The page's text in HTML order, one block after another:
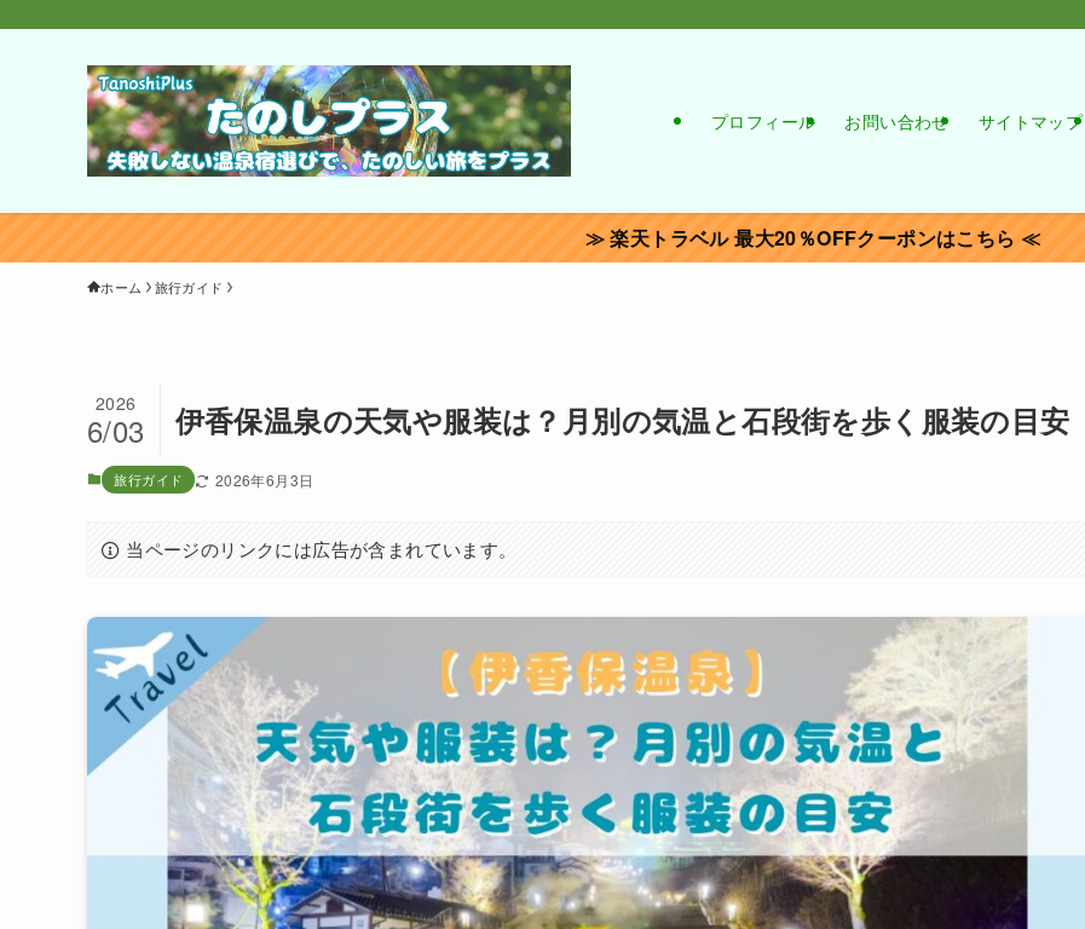
プロフィール お問い合わせ サイトマップ
≫ 楽天トラベル 最大20％OFFクーポンはこちら ≪
ホーム 旅行ガイド
伊香保温泉の天気や服装は？月別の気温と石段街を歩く服装の目安
2026
6/03
旅行ガイド 2026年6月3日
当ページのリンクには広告が含まれています。